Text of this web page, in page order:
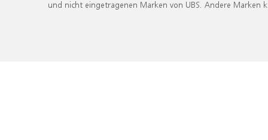
und nicht eingetragenen Marken von UBS. Andere Marken